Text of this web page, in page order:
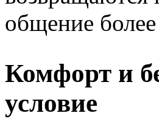
общение
Комфорт и
условие